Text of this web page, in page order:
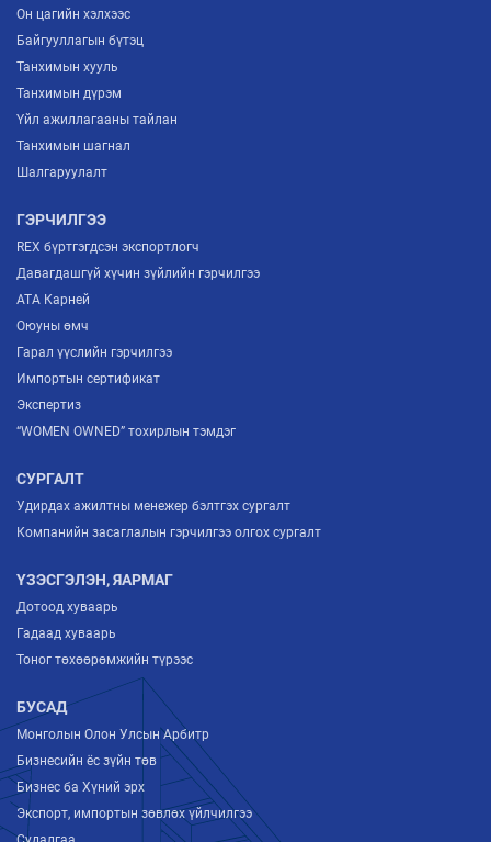
Он цагийн хэлхээс
Байгууллагын бүтэц
Танхимын хууль
Танхимын дүрэм
Үйл ажиллагааны тайлан
Танхимын шагнал
Шалгаруулалт
ГЭРЧИЛГЭЭ
REX бүртгэгдсэн экспортлогч
Давагдашгүй хүчин зүйлийн гэрчилгээ
ATA Карней
Оюуны өмч
Гарал үүслийн гэрчилгээ
Импортын сертификат
Экспертиз
“WOMEN OWNED” тохирлын тэмдэг
СУРГАЛТ
Удирдах ажилтны менежер бэлтгэх сургалт
Компанийн засаглалын гэрчилгээ олгох сургалт
ҮЗЭСГЭЛЭН, ЯАРМАГ
Дотоод хуваарь
Гадаад хуваарь
Тоног төхөөрөмжийн түрээс
БУСАД
Монголын Олон Улсын Арбитр
Бизнесийн ёс зүйн төв
Бизнес ба Хүний эрх
Экспорт, импортын зөвлөх үйлчилгээ